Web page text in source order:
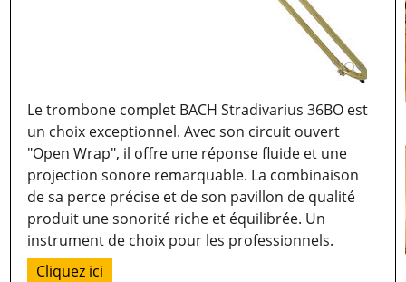
Le trombone complet BACH Stradivarius 36BO est
un choix exceptionnel. Avec son circuit ouvert
"Open Wrap", il offre une réponse fluide et une
projection sonore remarquable. La combinaison
de sa perce précise et de son pavillon de qualité
produit une sonorité riche et équilibrée. Un
instrument de choix pour les professionnels.
Cliquez ici